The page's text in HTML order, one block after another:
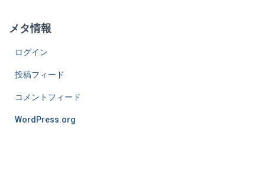
メタ情報
ログイン
投稿フィード
コメントフィード
WordPress.org